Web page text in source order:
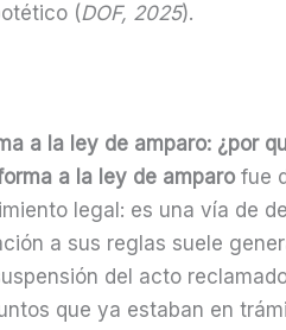
(DOF, 2025).
a la ley de amparo: ¿por
a la ley de amparo fue
legal: es una vía de
a sus reglas suele
del acto
que ya estaban en